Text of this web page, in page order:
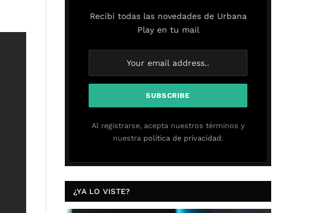
Recibí todas las novedades de Urbana
Play en tu mail
Al registrarse, acepta nuestros términos y
nuestra política de privacidad.
¿YA LO VISTE?